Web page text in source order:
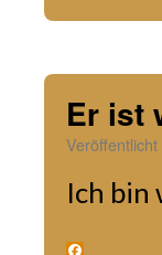
Er ist
Veröffentlicht
Ich